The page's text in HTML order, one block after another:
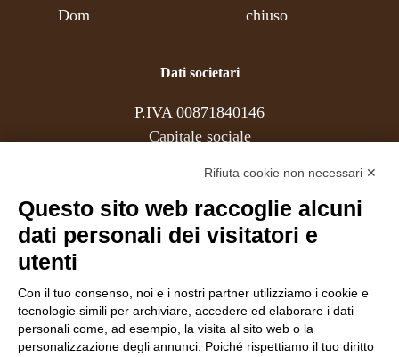
Dom chiuso
Dati societari
P.IVA 00871840146
Capitale sociale
Associati
Follow Us
Rifiuta cookie non necessari ✕
Questo sito web raccoglie alcuni
dati personali dei visitatori e
utenti
Con il tuo consenso, noi e i nostri partner utilizziamo i cookie e
tecnologie simili per archiviare, accedere ed elaborare i dati
personali come, ad esempio, la visita al sito web o la
personalizzazione degli annunci. Poiché rispettiamo il tuo diritto